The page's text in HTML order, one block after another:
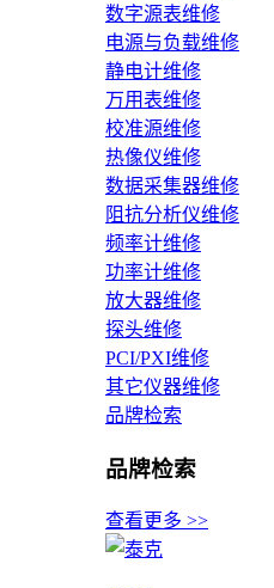
数字源表维修
电源与负载维修
静电计维修
万用表维修
校准源维修
热像仪维修
数据采集器维修
阻抗分析仪维修
频率计维修
功率计维修
放大器维修
探头维修
PCI/PXI维修
其它仪器维修
品牌检索
品牌检索
查看更多 >>